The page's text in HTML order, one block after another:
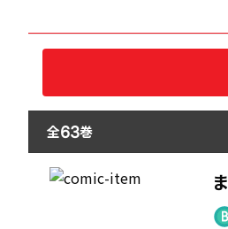
全63巻